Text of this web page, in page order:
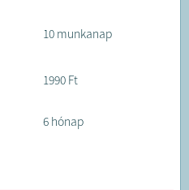
10 munkanap
1990 Ft
6 hónap